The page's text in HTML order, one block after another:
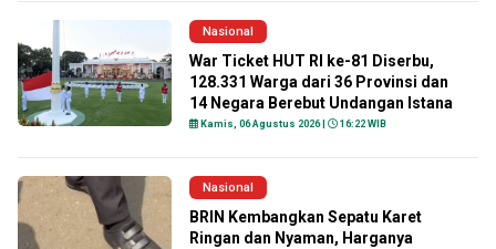
Nasional
War Ticket HUT RI ke-81 Diserbu,
128.331 Warga dari 36 Provinsi dan
14 Negara Berebut Undangan Istana
Kamis, 06 Agustus 2026 | 16:22 WIB
Nasional
BRIN Kembangkan Sepatu Karet
Ringan dan Nyaman, Harganya